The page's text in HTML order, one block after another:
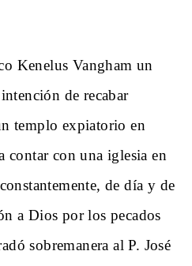
Kenelus Vangham un
de recabar
templo expiatorio en
contar con una iglesia en
de día y de
a Dios por los pecados
sobremanera al P. José